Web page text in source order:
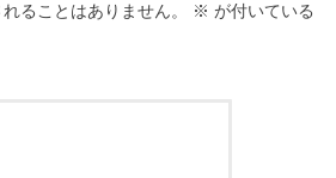
ることはありません。 ※ が付いている